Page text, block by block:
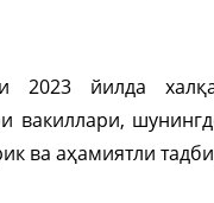
2023 йилда
вакиллари,
ва аҳамиятли